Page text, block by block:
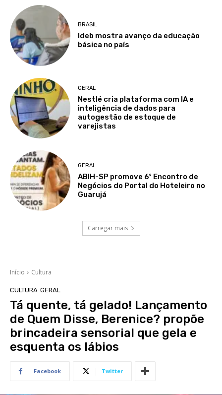
BRASIL
Ideb mostra avanço da educação
básica no país
GERAL
Nestlé cria plataforma com IA e
inteligência de dados para
autogestão de estoque de
varejistas
GERAL
ABIH-SP promove 6º Encontro de
Negócios do Portal do Hoteleiro no
Guarujá
Carregar mais